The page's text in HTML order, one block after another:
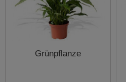
Grünpflanze